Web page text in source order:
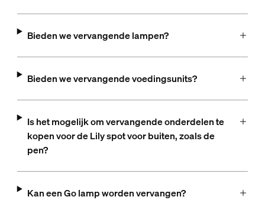
Bieden we vervangende lampen?
Bieden we vervangende voedingsunits?
Is het mogelijk om vervangende onderdelen te
kopen voor de Lily spot voor buiten, zoals de
pen?
Kan een Go lamp worden vervangen?